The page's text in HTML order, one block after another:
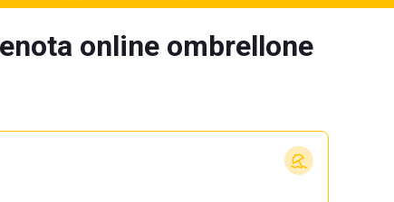
online ombrellone